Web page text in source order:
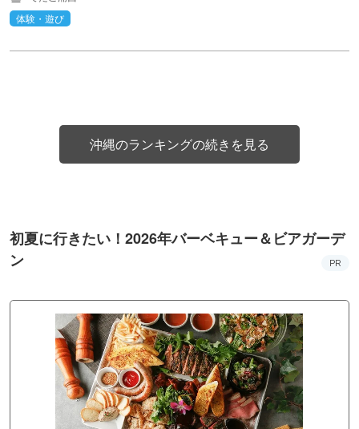
体験・遊び
沖縄のランキングの続きを見る
初夏に行きたい！2026年バーベキュー＆ビアガーデ
ン
PR